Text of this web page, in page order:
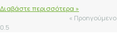
Διαβάστε περισσότερα »
« Προηγούμενο